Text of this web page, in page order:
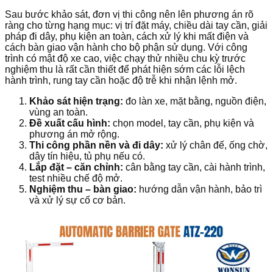
Sau bước khảo sát, đơn vị thi công nên lên phương án rõ
ràng cho từng hạng mục: vị trí đặt máy, chiều dài tay cần, giải
pháp đi dây, phụ kiện an toàn, cách xử lý khi mất điện và
cách bàn giao vận hành cho bộ phận sử dụng. Với công
trình có mật độ xe cao, việc chạy thử nhiều chu kỳ trước
nghiệm thu là rất cần thiết để phát hiện sớm các lỗi lệch
hành trình, rung tay cần hoặc độ trễ khi nhận lệnh mở.
Khảo sát hiện trạng: đo làn xe, mặt bằng, nguồn điện,
vùng an toàn.
Đề xuất cấu hình: chọn model, tay cần, phụ kiện và
phương án mở rộng.
Thi công phần nền và đi dây: xử lý chân đế, ống chờ,
dây tín hiệu, tủ phụ nếu có.
Lắp đặt – căn chỉnh: cân bằng tay cần, cài hành trình,
test nhiều chế độ mở.
Nghiệm thu – bàn giao: hướng dẫn vận hành, bảo trì
và xử lý sự cố cơ bản.